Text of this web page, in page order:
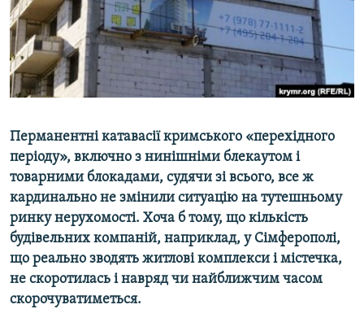
СВІДЧЕННЯ ОКУПАЦІЇ
УКРАЇНСЬКА ПРОБЛЕМА КРИМУ
ІНФОГРАФІКА
Русский
Qırımtatar
ДОЛУЧАЙСЯ!
Усі сайти RFE/RL
Перманентні катавасії кримського «перехідного
періоду», включно з нинішніми блекаутом і
товарними блокадами, судячи зі всього, все ж
кардинально не змінили ситуацію на тутешньому
ринку нерухомості. Хоча б тому, що кількість
будівельних компаній, наприклад, у Сімферополі,
що реально зводять житлові комплекси і містечка,
не скоротилась і навряд чи найближчим часом
скорочуватиметься.